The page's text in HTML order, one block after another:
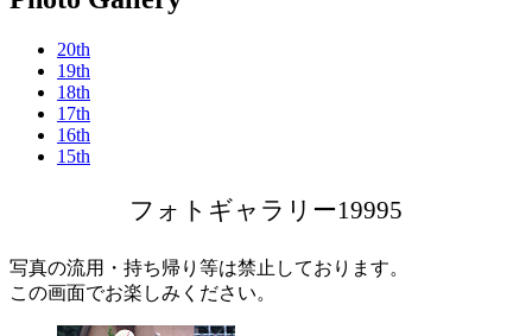
20th
19th
18th
17th
16th
15th
フォトギャラリー19995
写真の流用・持ち帰り等は禁止しております。
この画面でお楽しみください。